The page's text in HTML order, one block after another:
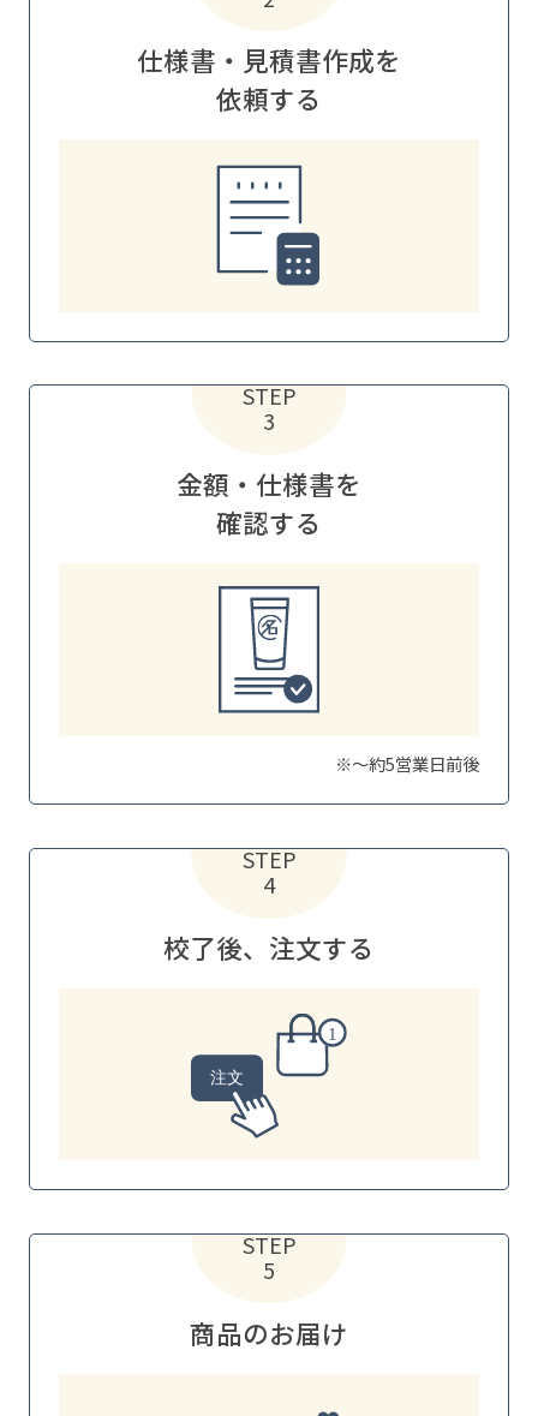
仕様書・見積書作成を
依頼する
STEP
3
金額・仕様書を
確認する
※～約5営業日前後
STEP
4
校了後、注文する
STEP
5
商品のお届け